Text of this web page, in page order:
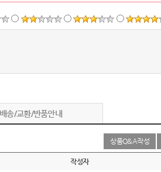
배송/교환/반품안내
상품Q&A작성
작성자